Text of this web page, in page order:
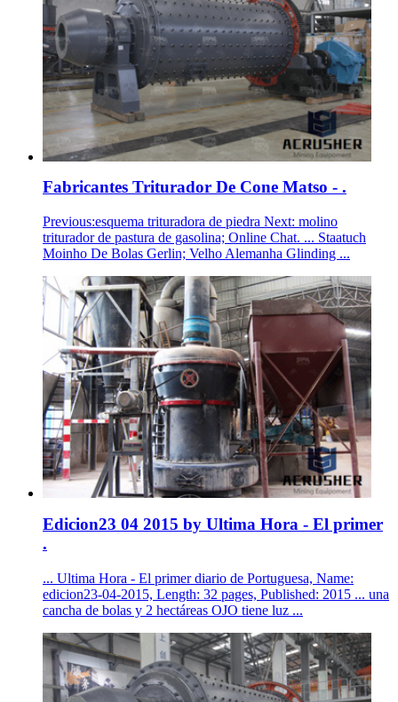
Fabricantes Triturador De Cone Matso - .
Previous:esquema trituradora de piedra Next: molino
triturador de pastura de gasolina; Online Chat. ... Staatuch
Moinho De Bolas Gerlin; Velho Alemanha Glinding ...
Edicion23 04 2015 by Ultima Hora - El primer
.
... Ultima Hora - El primer diario de Portuguesa, Name:
edicion23-04-2015, Length: 32 pages, Published: 2015 ... una
cancha de bolas y 2 hectáreas OJO tiene luz ...